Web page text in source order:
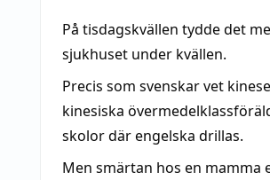
På tisdagskvällen tydde det
sjukhuset under kvällen.
Precis som svenskar vet
kinesiska
skolor där engelska drillas.
Men smärtan hos en